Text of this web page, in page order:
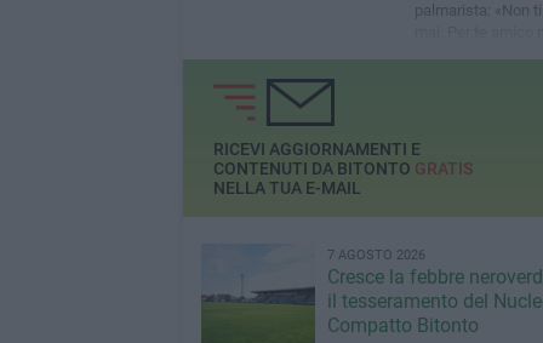
palmarista: «Non
mai. Per te amico
RICEVI AGGIORNAMENTI E
CONTENUTI DA BITONTO GRATIS
NELLA TUA E-MAIL
7 AGOSTO 2026
Cresce la febbre
il tesseramento del
Compatto Bitonto